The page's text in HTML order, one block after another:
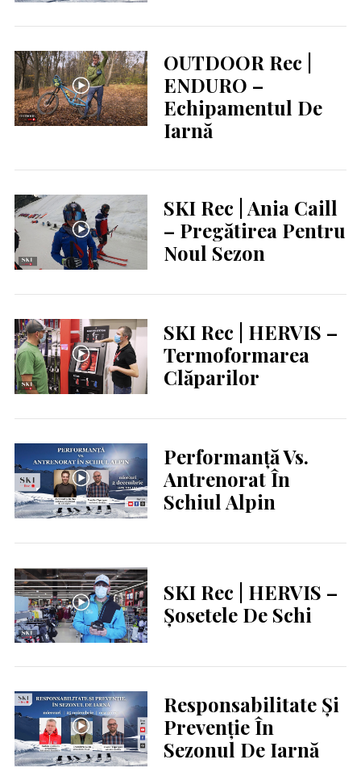
OUTDOOR Rec |
ENDURO –
Echipamentul De
Iarnă
SKI Rec | Ania Caill
– Pregătirea Pentru
Noul Sezon
SKI Rec | HERVIS –
Termoformarea
Clăparilor
Performanță Vs.
Antrenorat În
Schiul Alpin
SKI Rec | HERVIS –
Șosetele De Schi
Responsabilitate Și
Prevenție În
Sezonul De Iarnă